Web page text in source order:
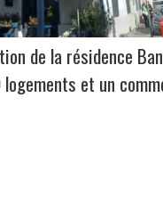
de la résidence
et un